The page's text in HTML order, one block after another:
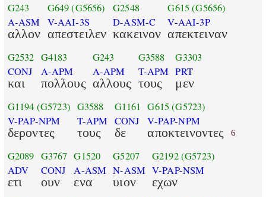
G243
A-ASM
αλλον
G649(G5656)
V-AAI-3S
απεστειλεν
G2548
D-ASM-C
κακεινον
G615(G5656)
V-AAI-3P
απεκτειναν
G2532
CONJ
και
G4183
A-APM
πολλους
G243
A-APM
αλλους
G3588
T-APM
τους
G3303
PRT
μεν
G1194 (G5723)
V-PAP-NPM
δεροντες
G3588
T-APM
τους
G1161
CONJ
δε
G615(G5723)
V-PAP-NPM
αποκτεινοντες 6
G2089
ADV
ετι
G3767
CONJ
ουν
G1520
A-ASM
ενα
G5207
N-ASM
υιον
G2192(G5723)
V-PAP-NSM
εχων